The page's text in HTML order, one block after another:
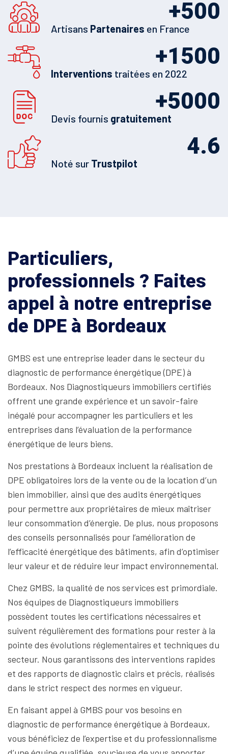
500
+
Artisans Partenaires en France
1500
+
Interventions traitées en 2022
5000
+
Devis fournis gratuitement
4.6
Noté sur Trustpilot
Particuliers,
professionnels ? Faites
appel à notre entreprise
de DPE à Bordeaux
GMBS est une entreprise leader dans le secteur du
diagnostic de performance énergétique (DPE) à
Bordeaux. Nos Diagnostiqueurs immobiliers certifiés
offrent une grande expérience et un savoir-faire
inégalé pour accompagner les particuliers et les
entreprises dans l’évaluation de la performance
énergétique de leurs biens.
Nos prestations à Bordeaux incluent la réalisation de
DPE obligatoires lors de la vente ou de la location d’un
bien immobilier, ainsi que des audits énergétiques
pour permettre aux propriétaires de mieux maîtriser
leur consommation d’énergie. De plus, nous proposons
des conseils personnalisés pour l’amélioration de
l’efficacité énergétique des bâtiments, afin d’optimiser
leur valeur et de réduire leur impact environnemental.
Chez GMBS, la qualité de nos services est primordiale.
Nos équipes de Diagnostiqueurs immobiliers
possèdent toutes les certifications nécessaires et
suivent régulièrement des formations pour rester à la
pointe des évolutions réglementaires et techniques du
secteur. Nous garantissons des interventions rapides
et des rapports de diagnostic clairs et précis, réalisés
dans le strict respect des normes en vigueur.
En faisant appel à GMBS pour vos besoins en
diagnostic de performance énergétique à Bordeaux,
vous bénéficiez de l’expertise et du professionnalisme